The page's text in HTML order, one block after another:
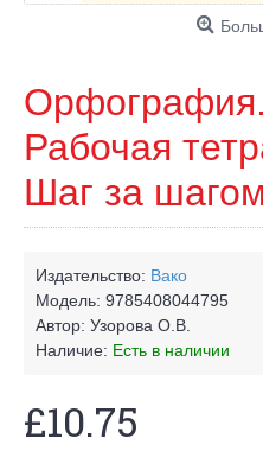
Рабочая
Шаг за
Издательство: Вако
Модель: 9785408044795
Автор: Узорова О.В.
Наличие: Есть в наличии
£10.75